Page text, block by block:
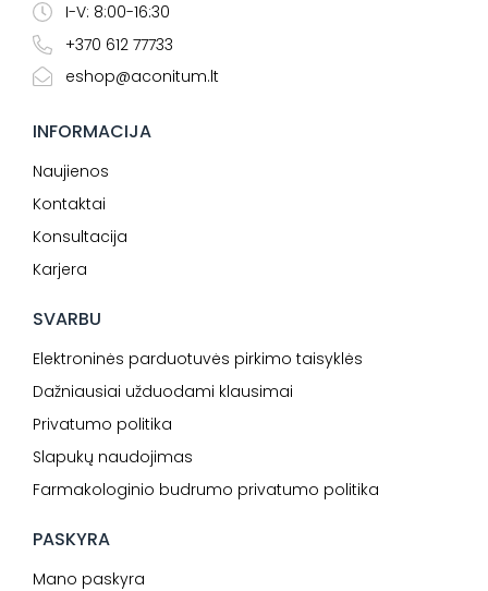
I-V: 8:00-16:30
+370 612 77733
eshop@aconitum.lt
INFORMACIJA
Naujienos
Kontaktai
Konsultacija
Karjera
SVARBU
Elektroninės parduotuvės pirkimo taisyklės
Dažniausiai užduodami klausimai
Privatumo politika
Slapukų naudojimas
Farmakologinio budrumo privatumo politika
PASKYRA
Mano paskyra